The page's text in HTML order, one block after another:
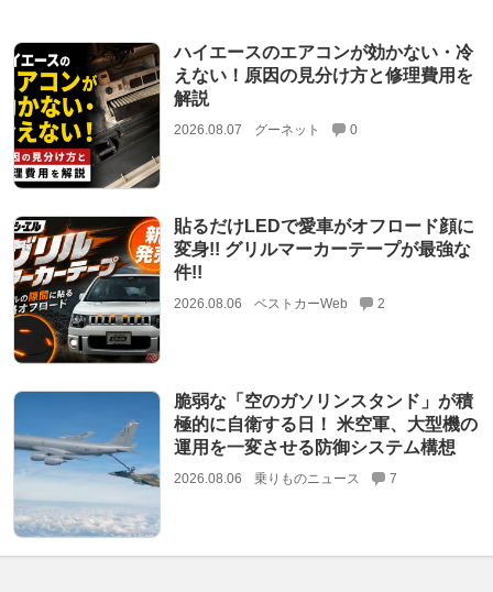
ハイエースのエアコンが効かない・冷
えない！原因の見分け方と修理費用を
解説
2026.08.07 グーネット 0
貼るだけLEDで愛車がオフロード顔に
変身!! グリルマーカーテープが最強な
件!!
2026.08.06 ベストカーWeb 2
脆弱な「空のガソリンスタンド」が積
極的に自衛する日！ 米空軍、大型機の
運用を一変させる防御システム構想
2026.08.06 乗りものニュース 7